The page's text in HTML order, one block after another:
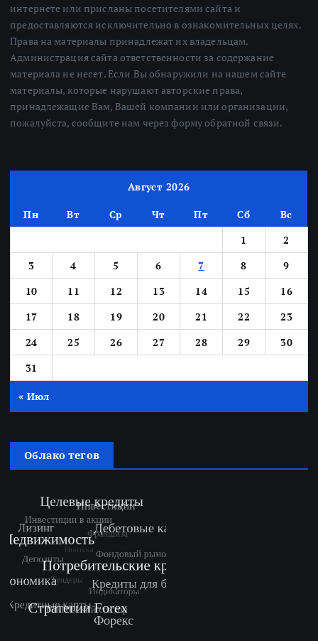
интернете или присланы посетителями сайта и
предоставляются исключительно в ознакомительных целях.
Права на материалы принадлежат их владельцам.
Администрация сайта ответственности за содержание
материала не несет. Если Вы обнаружили на нашем сайте
материалы, которые нарушают авторские права,
принадлежащие Вам, Вашей компании или организации,
пожалуйста, сообщите нам через форму обратной связи.
Август 2026
Пн Вт Ср Чт Пт Сб
Вс
1
2
3
4 5 6 7 8
9
10
11 12 13 14 15
16
17
18 19 20 21 22
23
24
25 26 27 28 29
30
31
« Июл
Облако тегов